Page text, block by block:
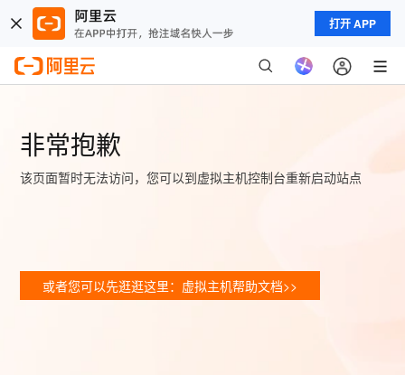
打开 APP
非常抱歉
该页面暂时无法访问，您可以到虚拟主机控制台重新启动站点
或者您可以先逛逛这里：虚拟主机帮助文档>>